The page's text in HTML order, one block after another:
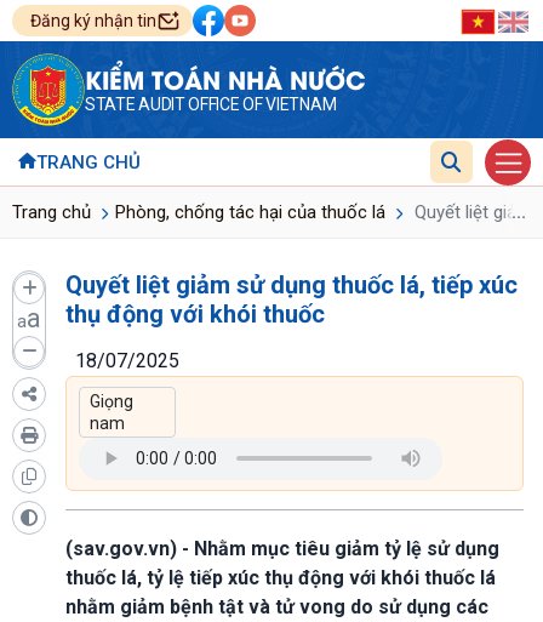
Đăng ký nhận tin
KIỂM TOÁN NHÀ NƯỚC
STATE AUDIT OFFICE OF VIETNAM
TRANG CHỦ
Trang chủ Phòng, chống tác hại của thuốc lá Quyết liệt giảm
...
aa
Quyết liệt giảm sử dụng thuốc lá, tiếp xúc
thụ động với khói thuốc
18/07/2025
(sav.gov.vn) - Nhằm mục tiêu giảm tỷ lệ sử dụng
thuốc lá, tỷ lệ tiếp xúc thụ động với khói thuốc lá
nhằm giảm bệnh tật và tử vong do sử dụng các